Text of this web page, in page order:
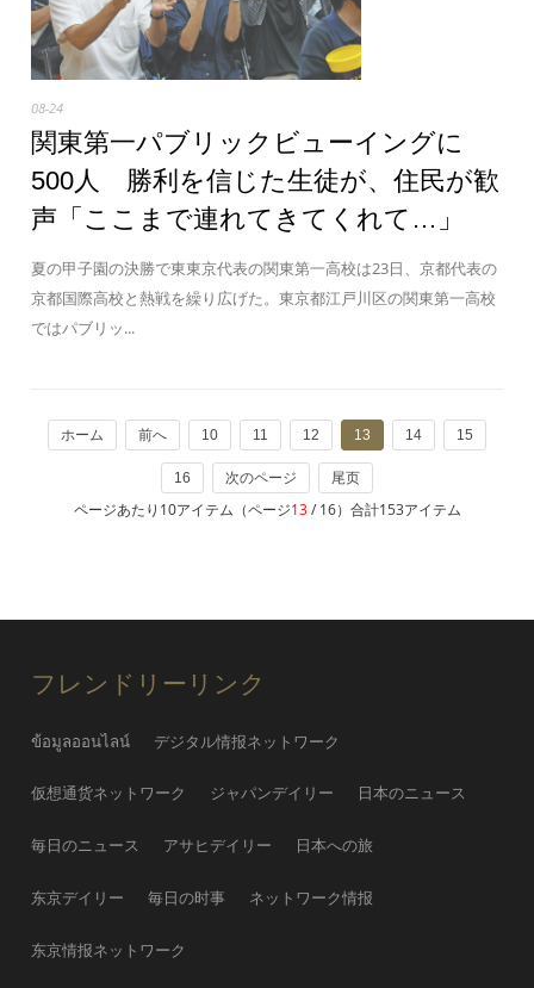
08-24
関東第一パブリックビューイングに
500人 勝利を信じた生徒が、住民が歓
声「ここまで連れてきてくれて…」
夏の甲子園の決勝で東東京代表の関東第一高校は23日、京都代表の
京都国際高校と熱戦を繰り広げた。東京都江戸川区の関東第一高校
ではパブリッ...
ホーム 前へ 10 11 12 13 14 15
16 次のページ 尾页
ページあたり10アイテム（ページ13/ 16）合計153アイテム
フレンドリーリンク
ข้อมูลออนไลน์ デジタル情报ネットワーク
仮想通货ネットワーク ジャパンデイリー 日本のニュース
毎日のニュース アサヒデイリー 日本への旅
东京デイリー 毎日の时事 ネットワーク情报
东京情报ネットワーク